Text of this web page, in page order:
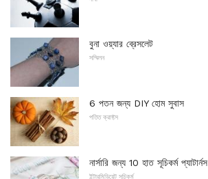
বুনা ওয়্যার ব্রেসলেট
সম্মিলন
6 পতন জন্য DIY হোম সুবাস
পতিত ক্রাফ্টস
নার্সারি জন্য 10 হাত সূচিকর্ম প্যাটার্নস
ইন্টারমিডিয়েট সূচিকর্ম